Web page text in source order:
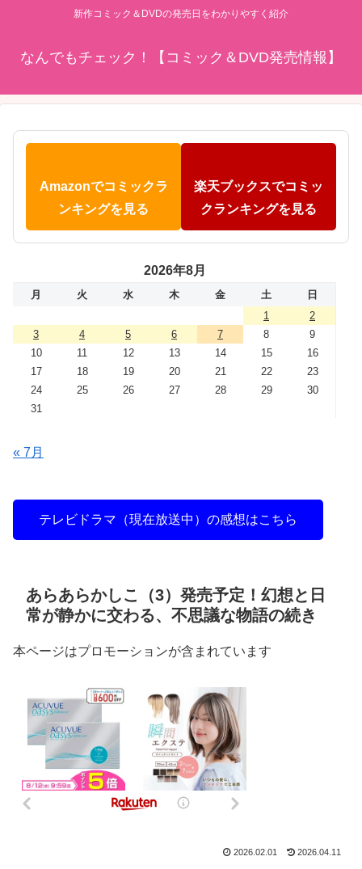
新作コミック＆DVDの発売日をわかりやすく紹介
なんでもチェック！【コミック＆DVD発売情報】
Amazonでコミックラ
ンキングを見る
楽天ブックスでコミッ
クランキングを見る
2026年8月
月 火 水 木 金 土
日
1
2
3
4 5 6 7 8
9
10
11 12 13 14 15
16
17
18 19 20 21 22
23
24
25 26 27 28 29
30
31
« 7月
テレビドラマ（現在放送中）の感想はこちら
あらあらかしこ（3）発売予定！幻想と日
常が静かに交わる、不思議な物語の続き
本ページはプロモーションが含まれています
2026.02.01 2026.04.11